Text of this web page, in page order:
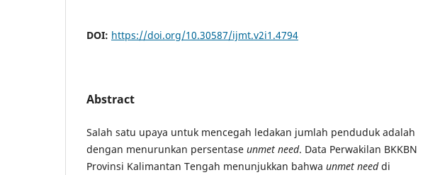
DOI: https://doi.org/10.30587/ijmt.v2i1.4794
Abstract
Salah satu upaya untuk mencegah ledakan jumlah penduduk adalah
dengan menurunkan persentase unmet need. Data Perwakilan BKKBN
Provinsi Kalimantan Tengah menunjukkan bahwa unmet needdi